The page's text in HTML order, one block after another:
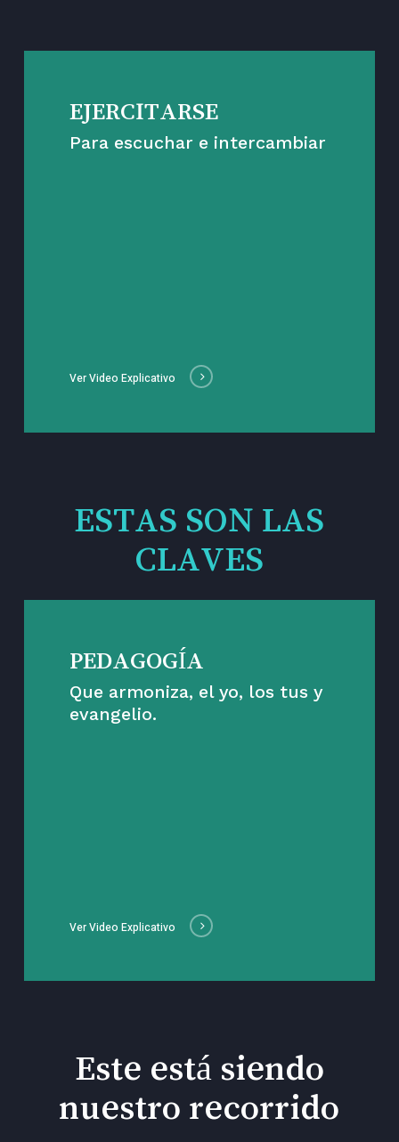
EJERCITARSE
Para escuchar e intercambiar
Ver Video Explicativo
ESTAS SON LAS
CLAVES
PEDAGOGÍA
Que armoniza, el yo, los tus y
evangelio.
Ver Video Explicativo
Este está siendo
nuestro recorrido